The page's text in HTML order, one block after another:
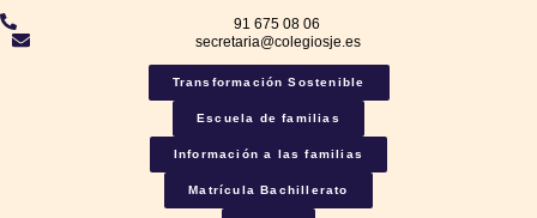
91 675 08 06
secretaria@colegiosje.es
Transformación Sostenible
Escuela de familias
Información a las familias
Matrícula Bachillerato